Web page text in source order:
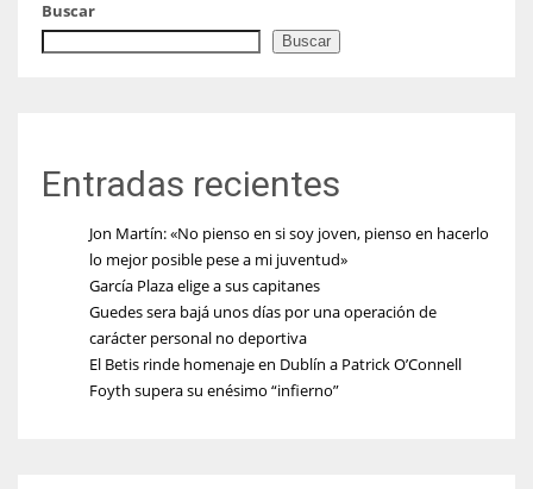
Buscar
Buscar
Entradas recientes
Jon Martín: «No pienso en si soy joven, pienso en hacerlo
lo mejor posible pese a mi juventud»
García Plaza elige a sus capitanes
Guedes sera bajá unos días por una operación de
carácter personal no deportiva
El Betis rinde homenaje en Dublín a Patrick O’Connell
Foyth supera su enésimo “infierno”